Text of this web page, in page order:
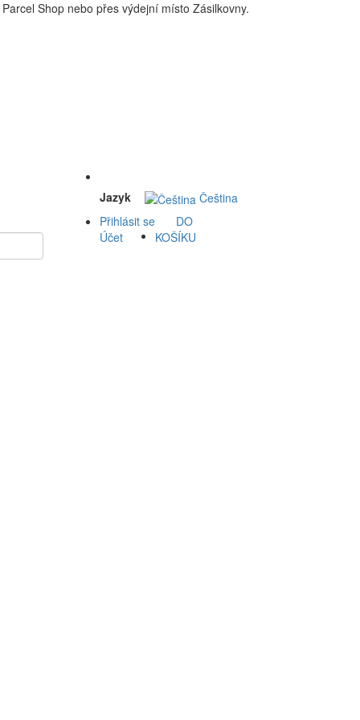
doprava zdarma. Nakupdomu.cz
Shop nebo přes výdejní místo Zásilkovny.
Jazyk
Čeština
Přihlásit se
Účet
DO
KOŠÍKU